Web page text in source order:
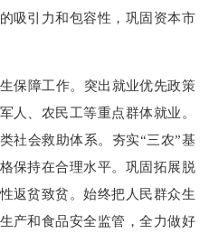
吸引力和包容性，巩固资本市
保障工作。突出就业优先政策
人、农民工等重点群体就业。
社会救助体系。夯实“三农”基
保持在合理水平。巩固拓展脱
返贫致贫。始终把人民群众生
产和食品安全监管，全力做好